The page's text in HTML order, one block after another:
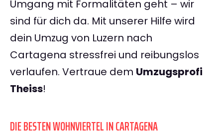
Umgang mit Formalitäten geht – wir
sind für dich da. Mit unserer Hilfe wird
dein Umzug von Luzern nach
Cartagena stressfrei und reibungslos
verlaufen. Vertraue dem Umzugsprofi
Theiss!
DIE BESTEN WOHNVIERTEL IN CARTAGENA